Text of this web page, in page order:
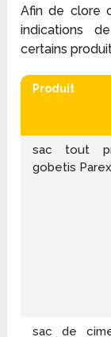
Afin de clore
indications
certains
Produit
sac tout
gobetis
sac de